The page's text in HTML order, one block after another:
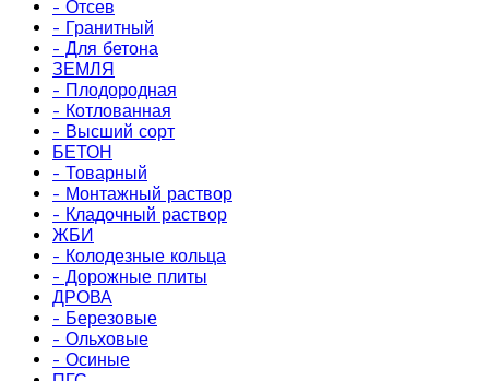
- Отсев
- Гранитный
- Для бетона
ЗЕМЛЯ
- Плодородная
- Котлованная
- Высший сорт
БЕТОН
- Товарный
- Монтажный раствор
- Кладочный раствор
ЖБИ
- Колодезные кольца
- Дорожные плиты
ДРОВА
- Березовые
- Ольховые
- Осиные